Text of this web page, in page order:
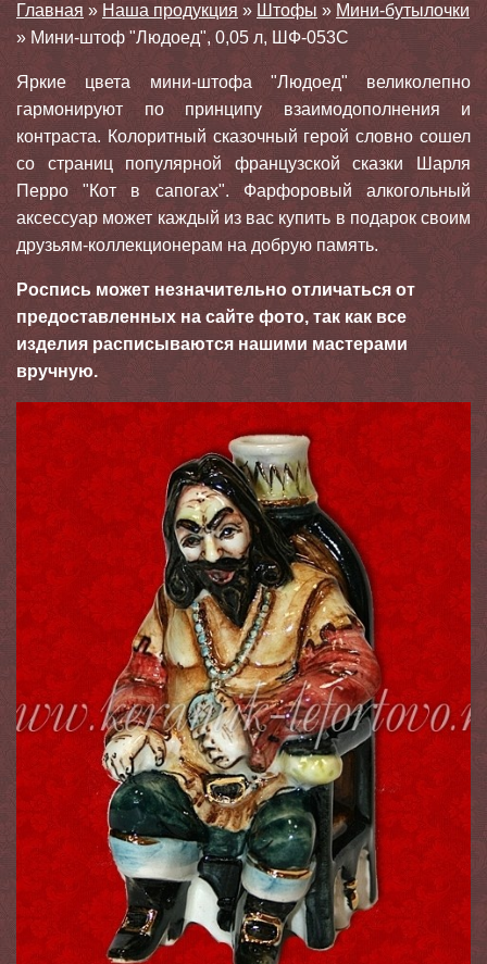
Главная » Наша продукция » Штофы » Мини-бутылочки
» Мини-штоф "Людоед", 0,05 л, ШФ-053С
Яркие цвета мини-штофа "Людоед" великолепно
гармонируют по принципу взаимодополнения и
контраста. Колоритный сказочный герой словно сошел
со страниц популярной французской сказки Шарля
Перро "Кот в сапогах". Фарфоровый алкогольный
аксессуар может каждый из вас купить в подарок своим
друзьям-коллекционерам на добрую память.
Роспись может незначительно отличаться от
предоставленных на сайте фото, так как все
изделия расписываются нашими мастерами
вручную.